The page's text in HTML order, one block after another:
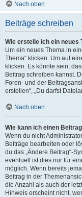
Nach oben
Beiträge schreiben
Wie erstelle ich ein neues
Um ein neues Thema in
Thema“ klicken. Um auf
klicken. Es könnte sein,
Beitrag schreiben kannst.
Foren- und der
erstellen“, „Du darfst
Nach oben
Wie kann ich einen
Wenn du nicht
Beiträge bearbeiten oder
du das „Ändere Beitrag“-
eventuell ist dies nur für
möglich. Wenn bereits
Beitrag in der
die Anzahl als auch der
Hinweis erscheint nicht,